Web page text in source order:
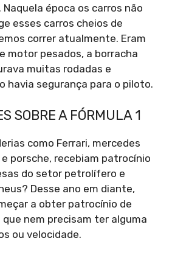
época os carros não
esses carros cheios de
correr atualmente. Eram
motor pesados, a borracha
muitas rodadas e
havia segurança para o piloto.
SOBRE A FÓRMULA 1
como Ferrari, mercedes
porsche, recebiam patrocínio
do setor petrolífero e
Desse ano em diante,
a obter patrocínio de
nem precisam ter alguma
ou velocidade.